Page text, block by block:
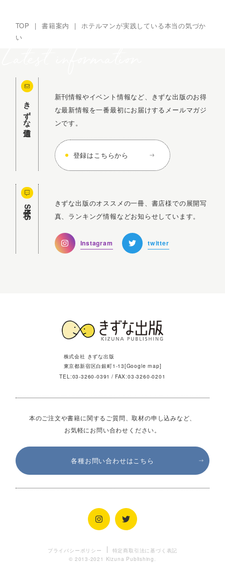
TOP | 書籍案内 |
ホテルマンが実践している本当の気づか
い
きずな通信
新刊情報やイベント情報など、きずな出版のお得
な最新情報を一番最初にお届けするメールマガジ
ンです。
登録はこちらから
公式SNS
きずな出版のオススメの一冊、書店様での展開写
真、ランキング情報などお知らせしています。
Instagram twitter
株式会社 きずな出版
東京都新宿区白銀町1-13[Google map]
TEL:03-3260-0391 FAX:03-3260-0201
本のご注文や書籍に関するご質問、取材の申し込みなど、
お気軽にお問い合わせください。
各種お問い合わせはこちら
プライバシーポリシー
特定商取引法に基づく表記
© 2013-2021 Kizuna Publishing.